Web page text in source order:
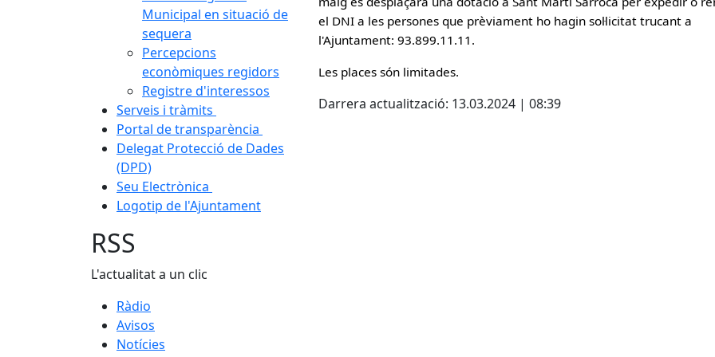
Municipal en situació de
sequera
Percepcions
econòmiques regidors
Registre d'interessos
Serveis i tràmits
Portal de transparència
Delegat Protecció de Dades
(DPD)
Seu Electrònica
Logotip de l'Ajuntament
el DNI a les persones que prèviament ho hagin sol·licitat trucant a
l'Ajuntament: 93.899.11.11.
Les places són limitades.
Darrera actualització: 13.03.2024 | 08:39
RSS
L'actualitat a un clic
Ràdio
Avisos
Notícies